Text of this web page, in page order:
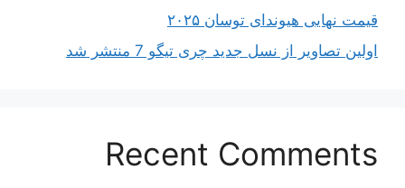
قیمت نهایی هیوندای توسان ۲۰۲۵
اولین تصاویر از نسل جدید چری تیگو 7 منتشر شد
Recent Comments